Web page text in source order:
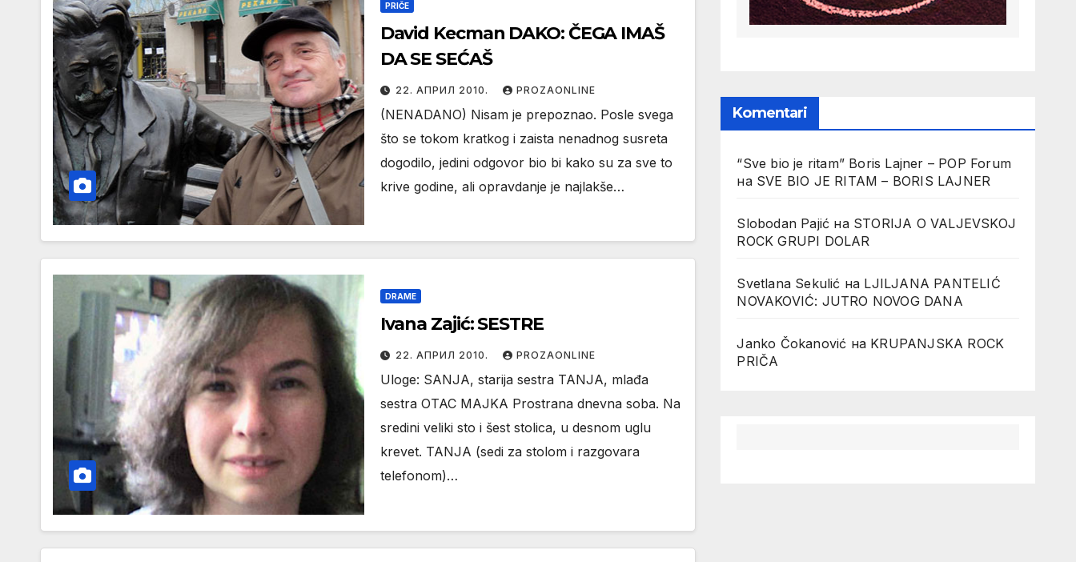
PRIČE
David Kecman DAKO: ČEGA IMAŠ
DA SE SEĆAŠ
22. АПРИЛ 2010. PROZAONLINE
(NENADANO) Nisam je prepoznao. Posle svega
što se tokom kratkog i zaista nenadnog susreta
dogodilo, jedini odgovor bio bi kako su za sve to
krive godine, ali opravdanje je najlakše…
DRAME
Ivana Zajić: SESTRE
22. АПРИЛ 2010. PROZAONLINE
Uloge: SANJA, starija sestra TANJA, mlađa
sestra OTAC MAJKA Prostrana dnevna soba. Na
sredini veliki sto i šest stolica, u desnom uglu
krevet. TANJA (sedi za stolom i razgovara
telefonom)…
Komentari
“Sve bio je ritam” Boris Lajner – POP Forum
на SVE BIO JE RITAM – BORIS LAJNER
Slobodan Pajić на STORIJA O VALJEVSKOJ
ROCK GRUPI DOLAR
Svetlana Sekulić на LJILJANA PANTELIĆ
NOVAKOVIĆ: JUTRO NOVOG DANA
Janko Čokanović на KRUPANJSKA ROCK
PRIČA